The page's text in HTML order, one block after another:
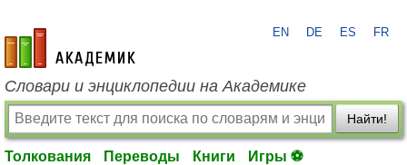
academic.ru
EN DE ES FR
Словари и энциклопедии на Академике
Найти!
Толкования Переводы Книги Игры ⚽